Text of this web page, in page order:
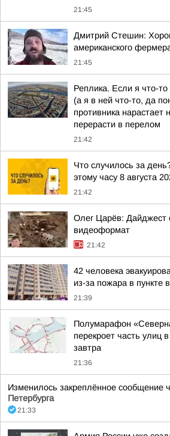
21:45
Дмитрий Стешин:
американского
21:45
Реплика. Если я что-
(а я в ней что-то, да
противника нарастает
перерасти в перелом
21:42
Что случилось за
этому часу 8 августа
21:42
Олег Царёв: Дайджест
видеоформат
21:42
42 человека
из-за пожара в пункте
21:39
Полумарафон
перекроет часть улиц
завтра
21:36
Изменилось закреплённое сообщение
Петербурга
21:33